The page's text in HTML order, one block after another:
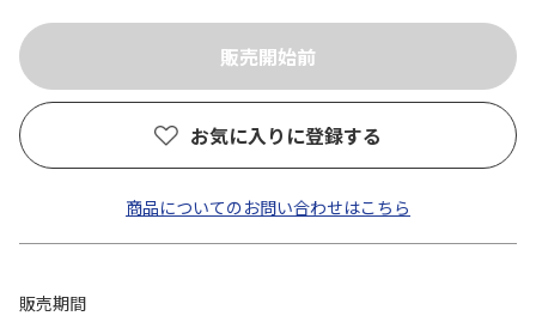
お気に入りに登録する
商品についてのお問い合わせはこちら
販売期間